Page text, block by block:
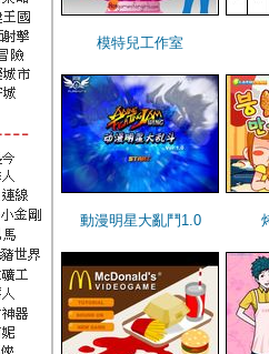
模特兒工作室
動漫明星大亂鬥1.0